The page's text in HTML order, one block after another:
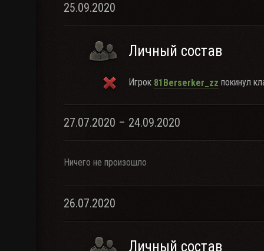
25.09.2020
Личный состав
Игрок 81Berserker_zz покинул
27.07.2020 – 24.09.2020
Ничего не произошло
26.07.2020
Личный состав